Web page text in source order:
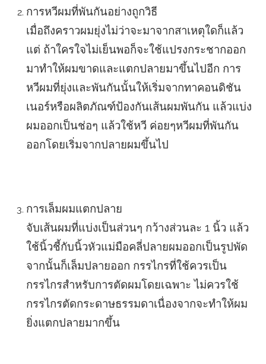
การหวีผมที่พันกันอย่างถูกวิธี
เมื่อถึงคราวผมยุ่งไม่ว่าจะมาจากสาเหตุใดก็แล้ว
แต่ ถ้าใครใจไม่เย็นพอก็จะใช้แปรงกระชากออก
มาทำให้ผมขาดและแตกปลายมาขึ้นไปอีก การ
หวีผมที่ยุ่งและพันกันนั้นให้เริ่มจากทาคอนดิชัน
เนอร์หรือผลิตภัณฑ์ป้องกันเส้นผมพันกัน แล้วแบ่ง
ผมออกเป็นช่อๆ แล้วใช้หวี ค่อยๆหวีผมที่พันกัน
ออกโดยเริ่มจากปลายผมขึ้นไป
การเล็มผมแตกปลาย
จับเส้นผมที่แบ่งเป็นส่วนๆ กว้างส่วนละ 1 นิ้ว แล้ว
ใช้นิ้วชี้กับนิ้วหัวแม่มือคลี่ปลายผมออกเป็นรูปพัด
จากนั้นก็เล็มปลายออก กรรไกรที่ใช้ควรเป็น
กรรไกรสำหรับการตัดผมโดยเฉพาะ ไม่ควรใช้
กรรไกรตัดกระดาษธรรมดาเนื่องจากจะทำให้ผม
ยิ่งแตกปลายมากขึ้น